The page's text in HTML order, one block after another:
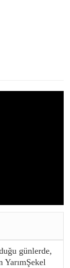
günlerde,
YarımŞekel